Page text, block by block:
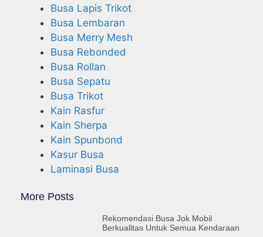
Busa Lapis Trikot
Busa Lembaran
Busa Merry Mesh
Busa Rebonded
Busa Rollan
Busa Sepatu
Busa Trikot
Kain Rasfur
Kain Sherpa
Kain Spunbond
Kasur Busa
Laminasi Busa
More Posts
Rekomendasi Busa Jok Mobil
Berkualitas Untuk Semua Kendaraan